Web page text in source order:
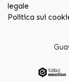
legale
Politica sui